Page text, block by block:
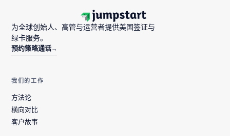
为全球创始人、高管与运营者提供美国签证与
绿卡服务。
预约策略通话→
我们的工作
方法论
横向对比
客户故事